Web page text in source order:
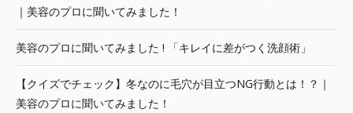
｜美容のプロに聞いてみました！
美容のプロに聞いてみました ! 「キレイに差がつく洗顔術」
【クイズでチェック】冬なのに毛穴が目立つNG行動とは！？｜
美容のプロに聞いてみました！